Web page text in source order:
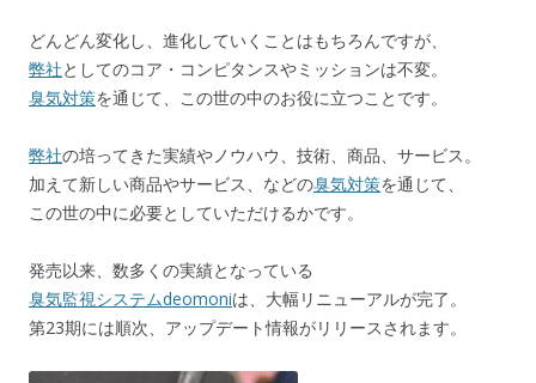
どんどん変化し、進化していくことはもちろんですが、
弊社としてのコア・コンピタンスやミッションは不変。
臭気対策を通じて、この世の中のお役に立つことです。
弊社の培ってきた実績やノウハウ、技術、商品、サービス。
加えて新しい商品やサービス、などの臭気対策を通じて、
この世の中に必要としていただけるかです。
発売以来、数多くの実績となっている
臭気監視システムdeomoniは、大幅リニューアルが完了。
第23期には順次、アップデート情報がリリースされます。